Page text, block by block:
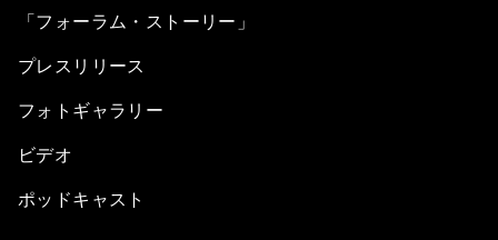
「フォーラム・ストーリー」
プレスリリース
フォトギャラリー
ビデオ
ポッドキャスト